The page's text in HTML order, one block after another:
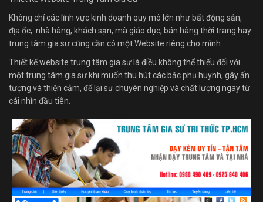
Không chỉ các lĩnh vực kinh doanh quy mô lớn như bất động sản,
địa ốc, nhà hàng, khách sạn, mà giáo dục, bán hàng thời trang hay
trung tâm gia sư cũng cần có một Website riêng cho mình.
Thiết kế website trung tâm gia sư là điều không thể thiếu đối với
một trung tâm gia sư khi muốn thu hút các bậc phụ huynh, gây ấn
tượng và thiện cảm, để lại sự chuyên nghiệp và chất lượng ngay từ
cái nhìn đầu tiên.